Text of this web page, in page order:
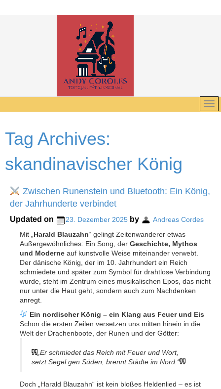
Tag Archives:
skandinavischer König
Zwischen Runenstein und Bluetooth: Ein König,
der Jahrhunderte verbindet
Updated on 23. Dezember 2025 by
Andreas Cordes
Mit „ Harald Blauzahn“ gelingt Zeitenwanderer etwas
Außergewöhnliches: Ein Song, der Geschichte, Mythos
und Moderne auf kunstvolle Weise miteinander verwebt.
Der dänische König, der im 10. Jahrhundert ein Reich
schmiedete und später zum Symbol für drahtlose Verbindung
wurde, steht im Zentrum eines musikalischen Epos, das nicht
nur unter die Haut geht, sondern auch zum Nachdenken
anregt.
Ein nordischer König – ein Klang aus Feuer und Eis
Schon die ersten Zeilen versetzen uns mitten hinein in die
Welt der Drachenboote, der Runen und der Götter:
„Er schmiedet das Reich mit Feuer und Wort,
setzt Segel gen Süden, brennt Städte im Nord.“
Doch „Harald Blauzahn“ ist kein bloßes Heldenlied – es ist